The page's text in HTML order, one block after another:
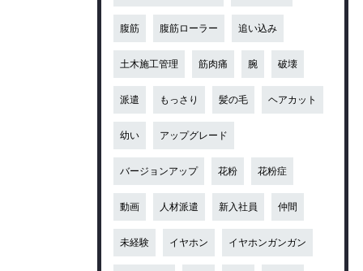
腹筋 腹筋ローラー 追い込み
土木施工管理 筋肉痛 腕 破壊
派遣 もっさり 髪の毛 ヘアカット
幼い アップグレード
バージョンアップ 花粉 花粉症
動画 人材派遣 新入社員 仲間
未経験 イヤホン イヤホンガンガン